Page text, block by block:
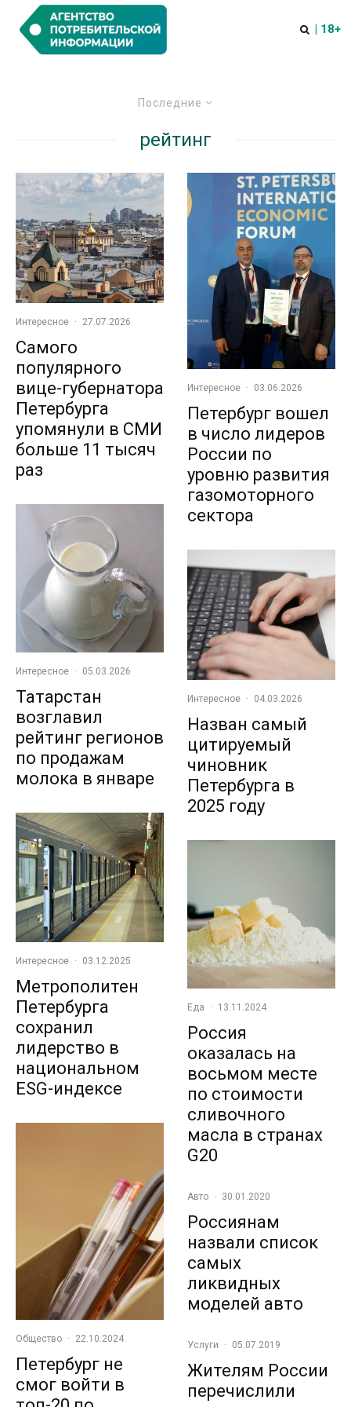
| 18+
Последние
рейтинг
Интересное · 27.07.2026
Самого
популярного
вице-губернатора
Петербурга
упомянули в СМИ
больше 11 тысяч
раз
Интересное · 05.03.2026
Татарстан
возглавил
рейтинг регионов
по продажам
молока в январе
Интересное · 03.12.2025
Метрополитен
Петербурга
сохранил
лидерство в
национальном
ESG-индексе
Общество · 22.10.2024
Петербург не
смог войти в
Интересное · 03.06.2026
Петербург вошел
в число лидеров
России по
уровню развития
газомоторного
сектора
Интересное · 04.03.2026
Назван самый
цитируемый
чиновник
Петербурга в
2025 году
Еда · 13.11.2024
Россия
оказалась на
восьмом месте
по стоимости
сливочного
масла в странах
G20
Авто · 30.01.2020
Россиянам
назвали список
самых
ликвидных
моделей авто
Услуги · 05.07.2019
Жителям России
перечислили